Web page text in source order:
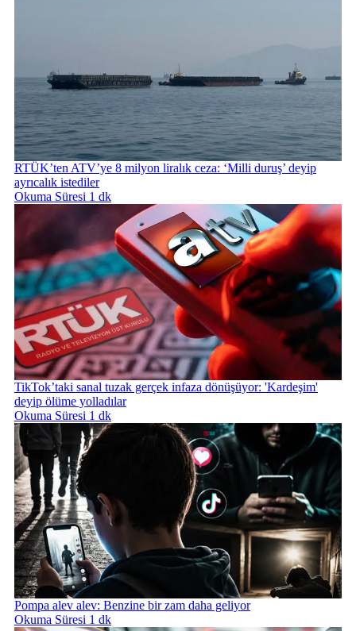
RTÜK’ten ATV’ye 8 milyon liralık ceza: ‘Milli duruş’ deyip
ayrıcalık istediler
Okuma Süresi 1 dk
TikTok’taki sanal tuzak gerçek infaza dönüşüyor: 'Kardeşim'
deyip ölüme yolladılar
Okuma Süresi 1 dk
Pompa alev alev: Benzine bir zam daha geliyor
Okuma Süresi 1 dk